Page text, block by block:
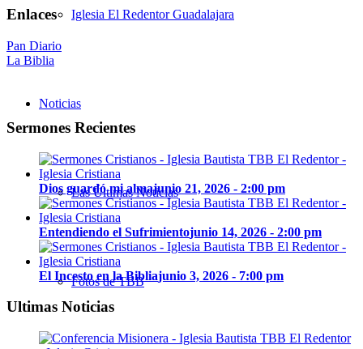
Iglesia El Redentor Guadalajara
Noticias
Las Últimas Noticias
Fotos de TBB
Enlaces
Pan Diario
La Biblia
Sermones Recientes
Dios guardó mi almajunio 21, 2026 - 2:00 pm
Entendiendo el Sufrimientojunio 14, 2026 - 2:00 pm
El Incesto en la Bibliajunio 3, 2026 - 7:00 pm
Ultimas Noticias